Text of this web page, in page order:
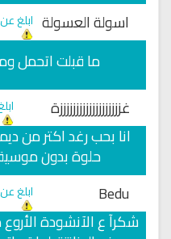
اسولة العسولة ابلغ
ما قبلت اتحمل
غزززززززززززززززززززة
انا بحب رغد اكتر من
حلوة بدون
Bedu
ابلغ
شكرآ ع الآنشودة